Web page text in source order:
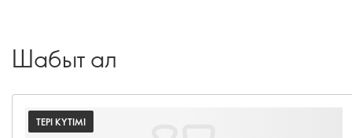
Шабыт ал
ТЕРІ КҮТІМІ